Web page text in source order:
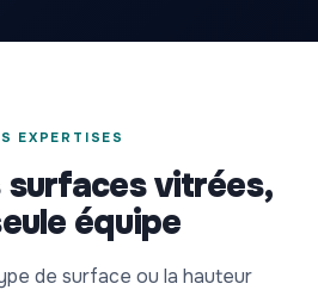
EXPERTISES
surfaces vitrées,
équipe
de surface ou la hauteur